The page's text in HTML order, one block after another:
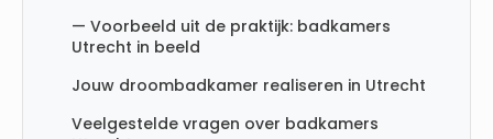
— Voorbeeld uit de praktijk: badkamers
Utrecht in beeld
Jouw droombadkamer realiseren in Utrecht
Veelgestelde vragen over badkamers